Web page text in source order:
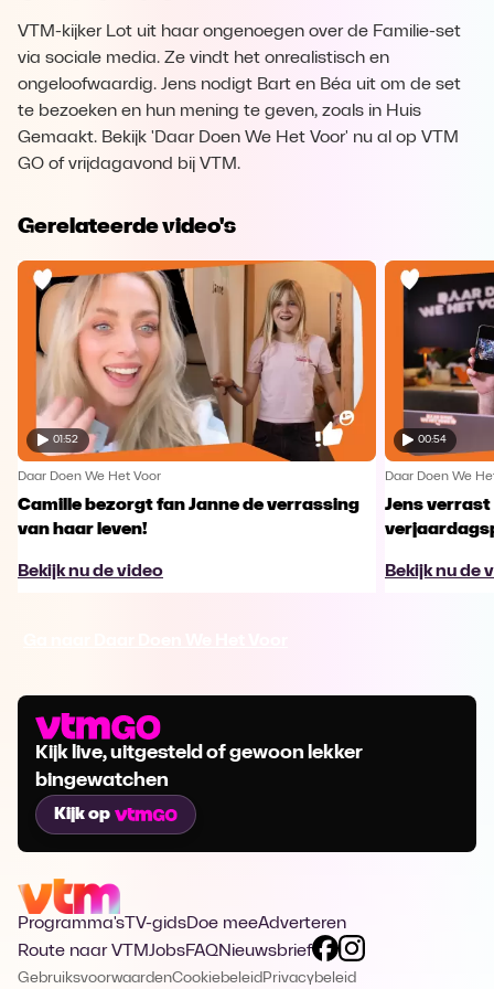
VTM-kijker Lot uit haar ongenoegen over de Familie-set
via sociale media. Ze vindt het onrealistisch en
ongeloofwaardig. Jens nodigt Bart en Béa uit om de set
te bezoeken en hun mening te geven, zoals in Huis
Gemaakt. Bekijk 'Daar Doen We Het Voor' nu al op VTM
GO of vrijdagavond bij VTM.
Gerelateerde video's
01:52
Daar Doen We Het Voor
Camille bezorgt fan Janne de verrassing
van haar leven!
Bekijk nu de video
00:54
Daar Doen We
Jens verrast
Bekijk nu de
Kijk live, uitgesteld of gewoon lekker
bingewatchen
Kijk op
Programma's TV-gidsDoe meeAdverteren
Route naar VTMJobsFAQNieuwsbrief
GebruiksvoorwaardenCookiebeleid Privacybeleid